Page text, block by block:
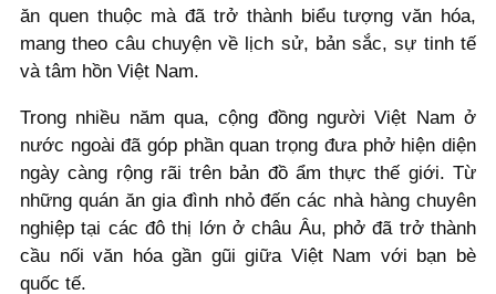
ăn quen thuộc mà đã trở thành biểu tượng văn hóa,
mang theo câu chuyện về lịch sử, bản sắc, sự tinh tế
và tâm hồn Việt Nam.
Trong nhiều năm qua, cộng đồng người Việt Nam ở
nước ngoài đã góp phần quan trọng đưa phở hiện diện
ngày càng rộng rãi trên bản đồ ẩm thực thế giới. Từ
những quán ăn gia đình nhỏ đến các nhà hàng chuyên
nghiệp tại các đô thị lớn ở châu Âu, phở đã trở thành
cầu nối văn hóa gần gũi giữa Việt Nam với bạn bè
quốc tế.